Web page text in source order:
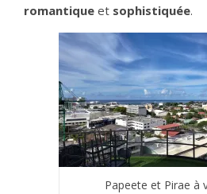
romantique et sophistiquée.
Papeete et Pirae à